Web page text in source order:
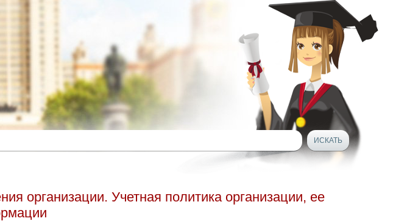
организации. Учетная политика организации, ее